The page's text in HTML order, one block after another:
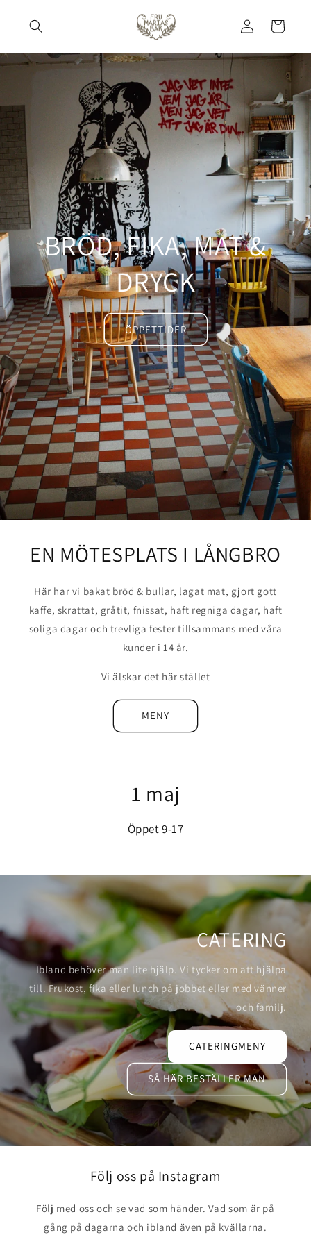
content
Log
in
Cart
BRÖD, FIKA, MAT &
DRYCK
ÖPPETTIDER
EN MÖTESPLATS I LÅNGBRO
Här har vi bakat bröd & bullar, lagat mat, gjort gott
kaffe, skrattat, gråtit, fnissat, haft regniga dagar, haft
soliga dagar och trevliga fester tillsammans med våra
kunder i 14 år.
Vi älskar det här stället
MENY
1 maj
Öppet 9-17
CATERING
Ibland behöver man lite hjälp. Vi tycker om att hjälpa
till. Frukost, fika eller lunch på jobbet eller med vänner
och familj.
CATERINGMENY
SÅ HÄR BESTÄLLER MAN
Följ oss på Instagram
Följ med oss och se vad som händer. Vad som är på
gång på dagarna och ibland även på kvällarna.